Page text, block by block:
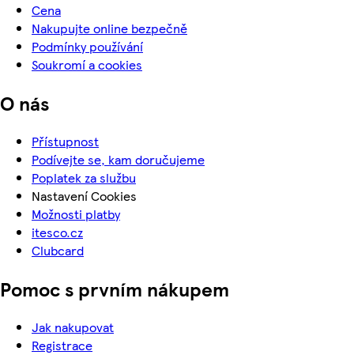
Cena
Nakupujte online bezpečně
Podmínky používání
Soukromí a cookies
O nás
Přístupnost
Podívejte se, kam doručujeme
Poplatek za službu
Nastavení Cookies
Možnosti platby
itesco.cz
Clubcard
Pomoc s prvním nákupem
Jak nakupovat
Registrace